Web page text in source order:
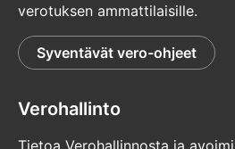
verotuksen ammattilaisille.
Syventävät vero-ohjeet
Verohallinto